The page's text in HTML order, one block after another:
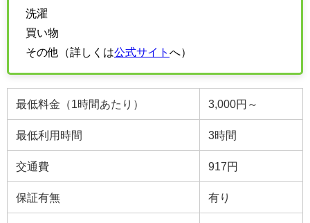
洗濯
買い物
その他（詳しくは公式サイト へ）
最低料金（1時間あたり） 3,000円～
最低利用時間 3時間
交通費 917円
保証有無 有り